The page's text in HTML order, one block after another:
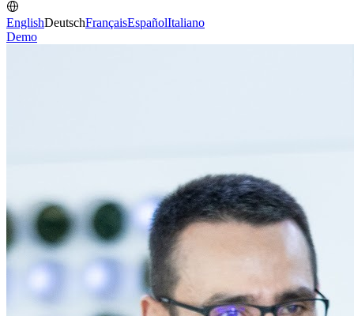
EnglishDeutschFrançaisEspañolItaliano
Demo